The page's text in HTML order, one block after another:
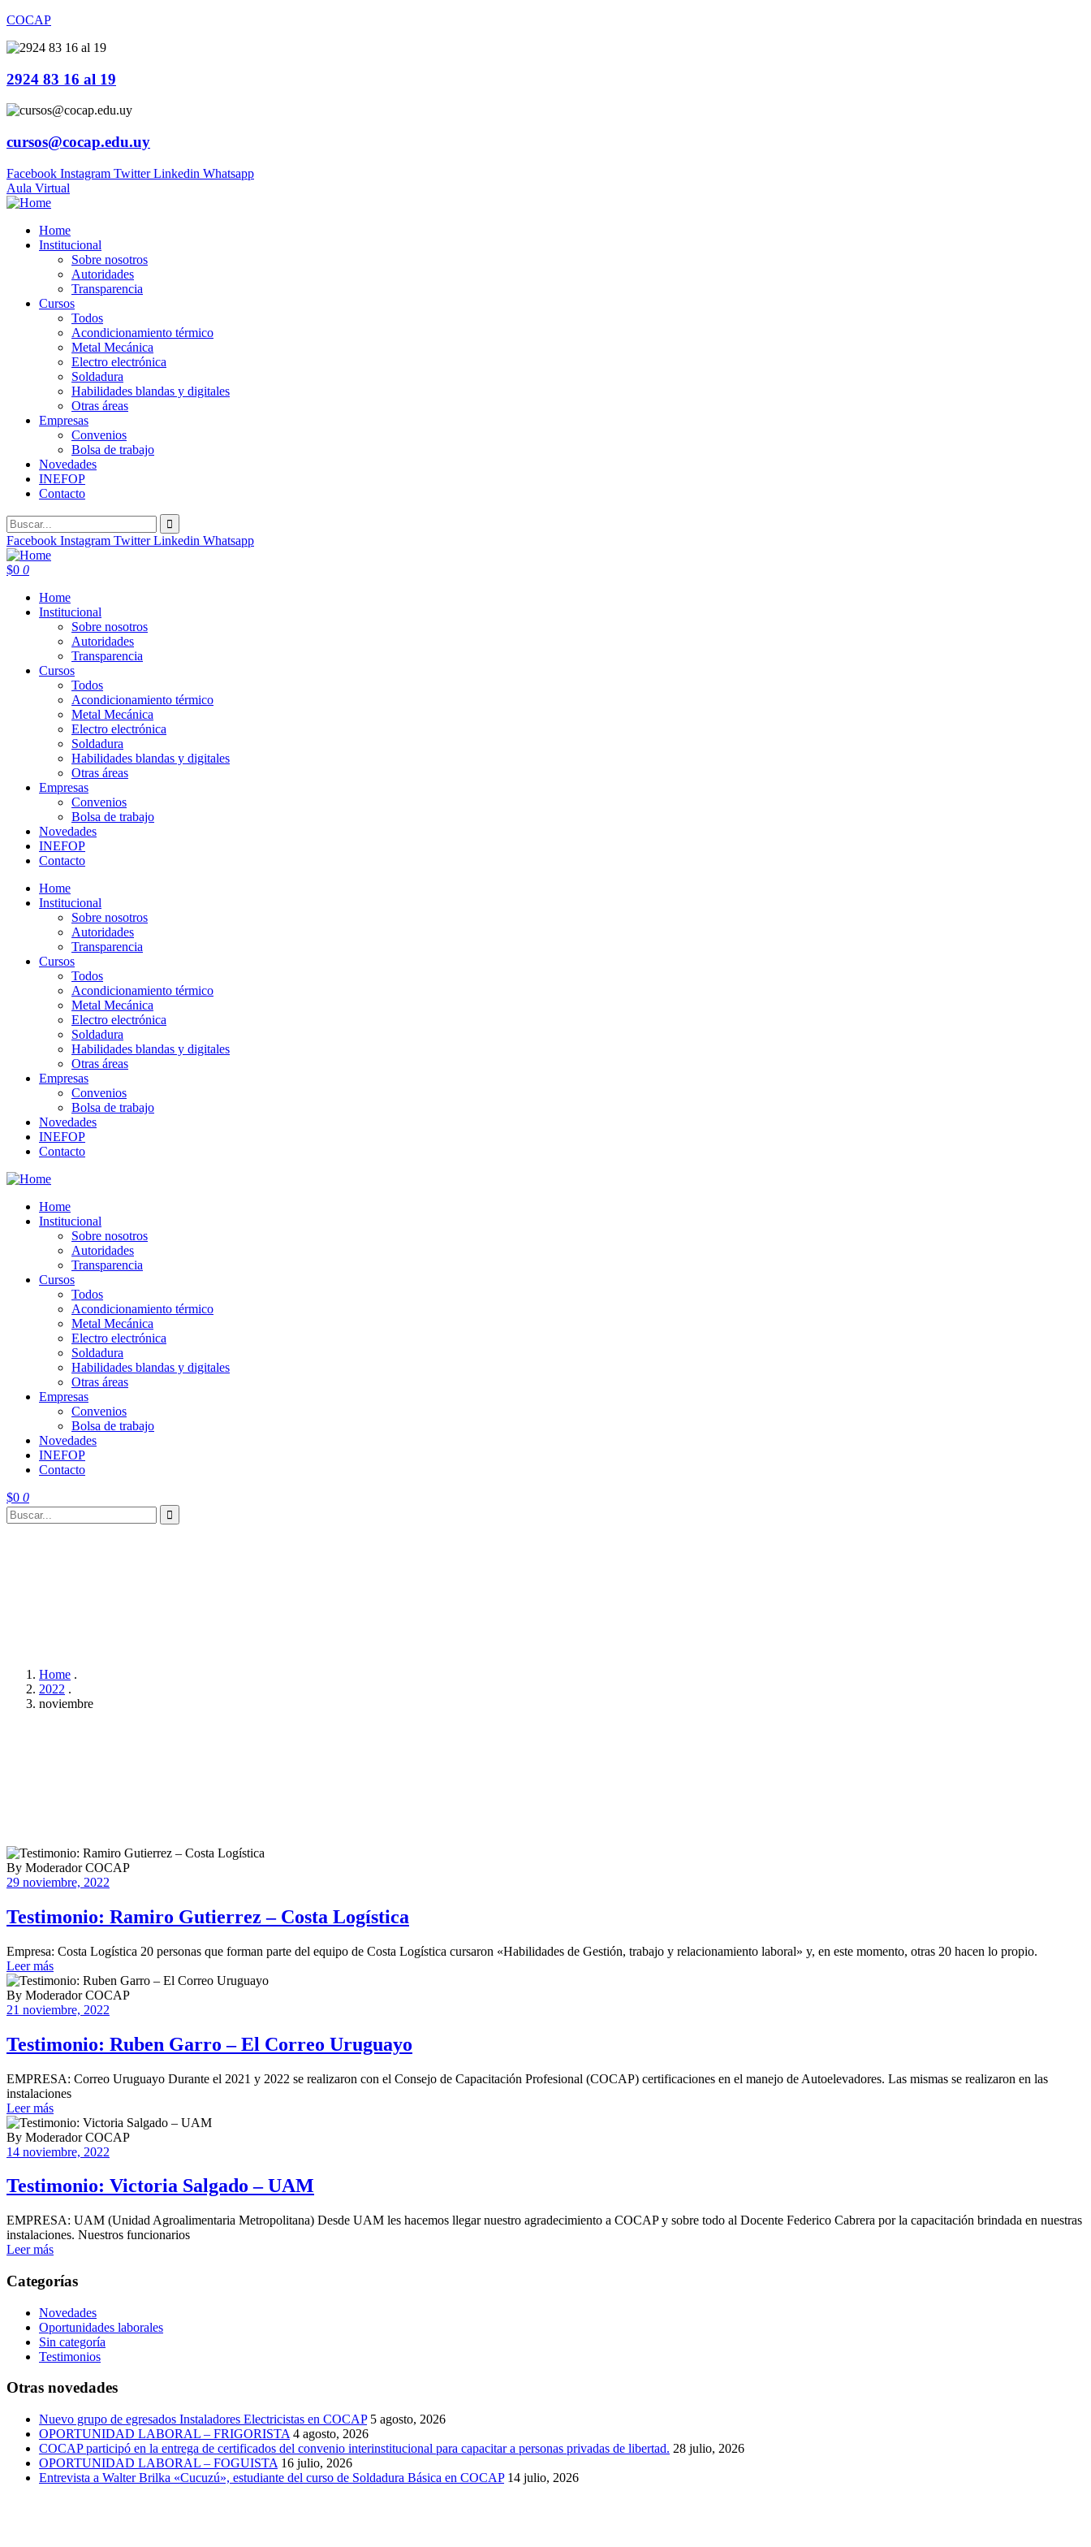
COCAP
2924 83 16 al 19
cursos@cocap.edu.uy
Facebook Instagram Twitter Linkedin Whatsapp
Aula Virtual
Home
Institucional
Sobre nosotros
Autoridades
Transparencia
Cursos
Todos
Acondicionamiento térmico
Metal Mecánica
Electro electrónica
Soldadura
Habilidades blandas y digitales
Otras áreas
Empresas
Convenios
Bolsa de trabajo
Novedades
INEFOP
Contacto
Facebook Instagram Twitter Linkedin Whatsapp
$0 0
Home
Institucional
Sobre nosotros
Autoridades
Transparencia
Cursos
Todos
Acondicionamiento térmico
Metal Mecánica
Electro electrónica
Soldadura
Habilidades blandas y digitales
Otras áreas
Empresas
Convenios
Bolsa de trabajo
Novedades
INEFOP
Contacto
Home
Institucional
Sobre nosotros
Autoridades
Transparencia
Cursos
Todos
Acondicionamiento térmico
Metal Mecánica
Electro electrónica
Soldadura
Habilidades blandas y digitales
Otras áreas
Empresas
Convenios
Bolsa de trabajo
Novedades
INEFOP
Contacto
Home
Institucional
Sobre nosotros
Autoridades
Transparencia
Cursos
Todos
Acondicionamiento térmico
Metal Mecánica
Electro electrónica
Soldadura
Habilidades blandas y digitales
Otras áreas
Empresas
Convenios
Bolsa de trabajo
Novedades
INEFOP
Contacto
$0 0
Home .
2022 .
noviembre
By Moderador COCAP
29 noviembre, 2022
Testimonio: Ramiro Gutierrez – Costa Logística
Empresa: Costa Logística 20 personas que forman parte del equipo de Costa Logística cursaron «Habilidades de Gestión, trabajo y relacionamiento laboral» y, en este momento, otras 20 hacen lo propio.
Leer más
By Moderador COCAP
21 noviembre, 2022
Testimonio: Ruben Garro – El Correo Uruguayo
EMPRESA: Correo Uruguayo Durante el 2021 y 2022 se realizaron con el Consejo de Capacitación Profesional (COCAP) certificaciones en el manejo de Autoelevadores. Las mismas se realizaron en las
instalaciones
Leer más
By Moderador COCAP
14 noviembre, 2022
Testimonio: Victoria Salgado – UAM
EMPRESA: UAM (Unidad Agroalimentaria Metropolitana) Desde UAM les hacemos llegar nuestro agradecimiento a COCAP y sobre todo al Docente Federico Cabrera por la capacitación brindada en nuestras
instalaciones. Nuestros funcionarios
Leer más
Categorías
Novedades
Oportunidades laborales
Sin categoría
Testimonios
Otras novedades
Nuevo grupo de egresados Instaladores Electricistas en COCAP 5 agosto, 2026
OPORTUNIDAD LABORAL – FRIGORISTA 4 agosto, 2026
COCAP participó en la entrega de certificados del convenio interinstitucional para capacitar a personas privadas de libertad. 28 julio, 2026
OPORTUNIDAD LABORAL – FOGUISTA 16 julio, 2026
Entrevista a Walter Brilka «Cucuzú», estudiante del curso de Soldadura Básica en COCAP 14 julio, 2026